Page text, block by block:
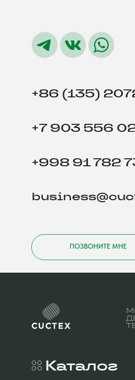
+86 (135)
ПОЗВОНИТЕ МНЕ
+7 903 556
+998 91 782
Каталог